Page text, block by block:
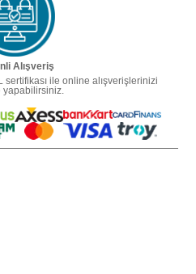
Alışveriş
ile online alışverişlerinizi
yapabilirsiniz.